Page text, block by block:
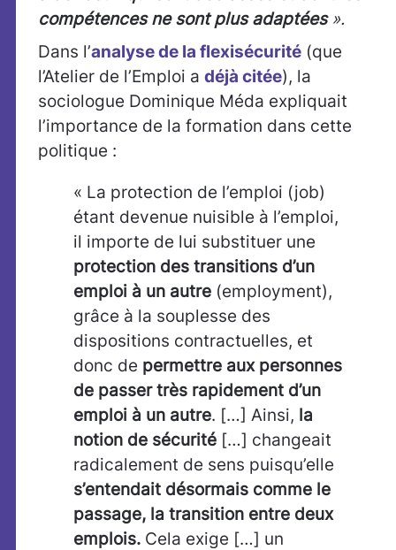
compétences ne sont plus adaptées ».
Dans l’analyse de la flexisécurité (que
l’Atelier de l’Emploi a déjà citée), la
sociologue Dominique Méda expliquait
l’importance de la formation dans cette
politique :
« La protection de l’emploi (job)
étant devenue nuisible à l’emploi,
il importe de lui substituer une
protection des transitions d’un
emploi à un autre (employment),
grâce à la souplesse des
dispositions contractuelles, et
donc de permettre aux personnes
de passer très rapidement d’un
emploi à un autre. […] Ainsi, la
notion de sécurité […] changeait
radicalement de sens puisqu’elle
s’entendait désormais comme le
passage, la transition entre deux
emplois. Cela exige […] un